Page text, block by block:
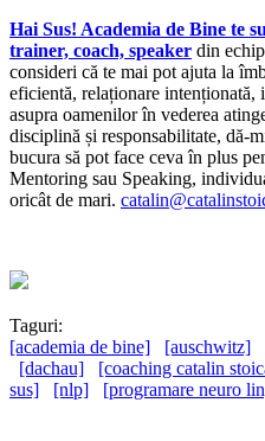
Hai Sus! Academia de Bine te
trainer, coach, speaker din
consideri că te mai pot ajuta la
eficientă, relaționare
asupra oamenilor în vederea
disciplină și responsabilitate, dă-
bucura să pot face ceva în plus
Mentoring sau Speaking,
oricât de mari.
Taguri:
[academia de bine]
[auschwitz]
[dachau]
[coaching catalin
sus]
[nlp] [programare neuro